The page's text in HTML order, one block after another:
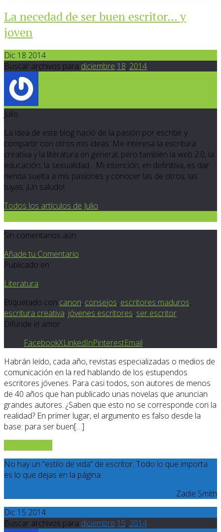
La necedad de ser buen escritor… y
joven
Dic 18 2014
Buscar archivos para diciembre 18, 2014
Julio
La idea de este blog nació de la pasión por escribir y
compartir con otros mis ideas. Me interesa la escritura
creativa y la literatura en general, pero también la web 2.0, la
educación, la sexualidad... Mi intención, en definitiva, es dar
rienda suelta a mis pasiones y conocer las de otros; las
tuyas. ¡Un saludo!
Todos los artículos de Julio
Sin comentarios aún.
Añade tu Comentario
Publicado en
Literatura
Etiquetado con canon, consejos, escritores maduros,
escritura creativa, jóvenes escritores, ser escritor
Difunde el amor
FacebookXLinkedInPinterestEmail
Habrán leído, cada año, revistas especializadas o medios de
comunicación en la red hablando de los estupendos
escritores jóvenes. Para casi todos, son autores de menos
de 40 años que han publicado unas novelas que anuncian
grandes autores. ¿Saben que esto no se corresponde con la
realidad? En primer lugar, el argumento es falso desde la
base: para ser buen[…]
No hay un “estilo de vida” de escritor. Todo lo que importa
es lo que dejas en la página.
Zadie Smith
Dic 15 2014
Buscar archivos para diciembre 15, 2014